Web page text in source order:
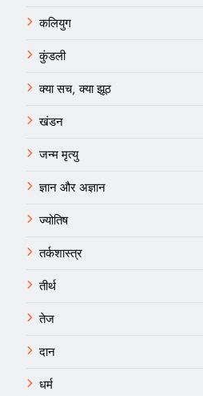
कलियुग
कुंडली
क्या सच, क्या झूठ
खंडन
जन्म मृत्यु
ज्ञान और अज्ञान
ज्योतिष
तर्कशास्त्र
तीर्थ
तेज
दान
धर्म